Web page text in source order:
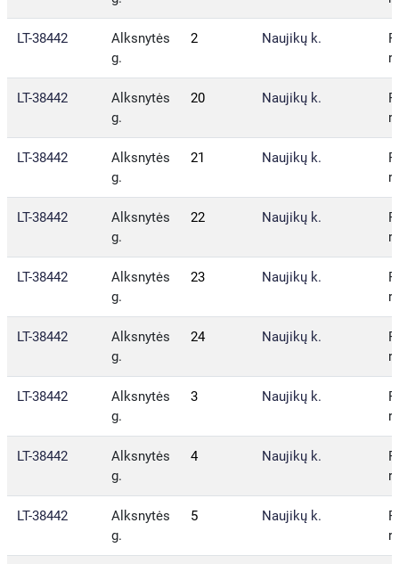
LT-38442
Alksnytės
g.
2 Naujikų k.
LT-38442
Alksnytės
g.
20 Naujikų k.
LT-38442
Alksnytės
g.
21 Naujikų k.
LT-38442
Alksnytės
g.
22 Naujikų k.
LT-38442
Alksnytės
g.
23 Naujikų k.
LT-38442
Alksnytės
g.
24 Naujikų k.
LT-38442
Alksnytės
g.
3 Naujikų k.
LT-38442
Alksnytės
g.
4 Naujikų k.
LT-38442
Alksnytės
g.
5 Naujikų k.